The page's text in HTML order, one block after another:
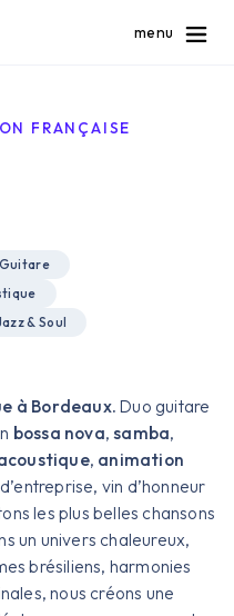
menu
FRANÇAISE
Guitare
& Soul
à Bordeaux. Duo guitare
bossa nova,samba,
, animation
vin d’honneur
les plus belles chansons
un univers chaleureux,
brésiliens, harmonies
nous créons une